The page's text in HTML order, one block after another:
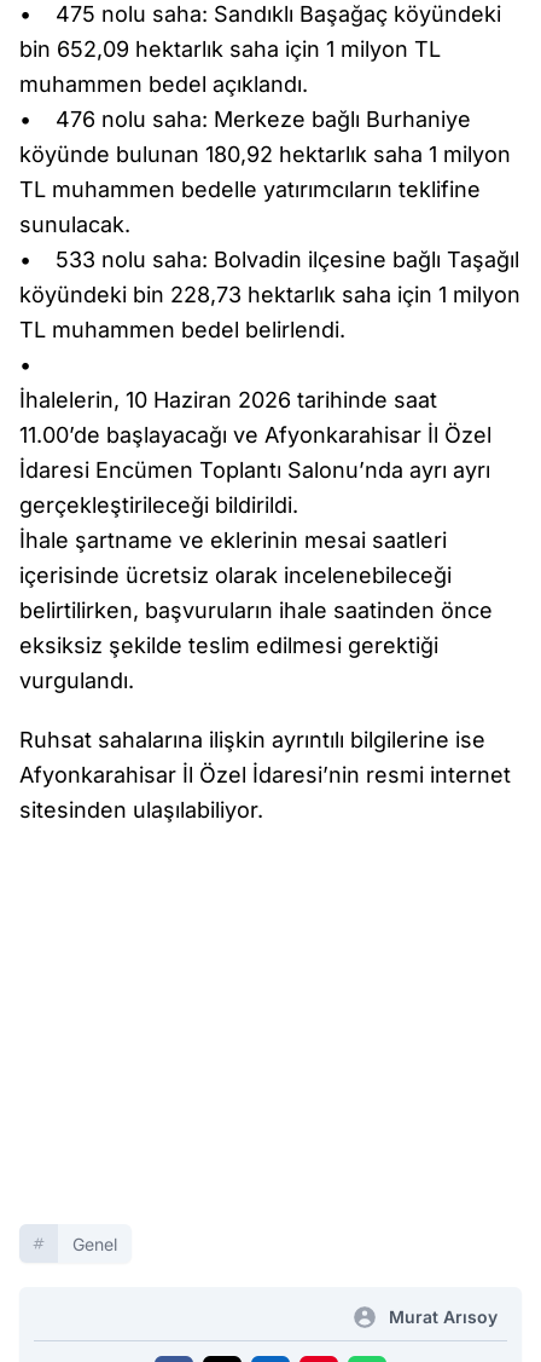
• 475 nolu saha: Sandıklı Başağaç köyündeki
bin 652,09 hektarlık saha için 1 milyon TL
muhammen bedel açıklandı.
• 476 nolu saha: Merkeze bağlı Burhaniye
köyünde bulunan 180,92 hektarlık saha 1 milyon
TL muhammen bedelle yatırımcıların teklifine
sunulacak.
• 533 nolu saha: Bolvadin ilçesine bağlı Taşağıl
köyündeki bin 228,73 hektarlık saha için 1 milyon
TL muhammen bedel belirlendi.
•
İhalelerin, 10 Haziran 2026 tarihinde saat
11.00’de başlayacağı ve Afyonkarahisar İl Özel
İdaresi Encümen Toplantı Salonu’nda ayrı ayrı
gerçekleştirileceği bildirildi.
İhale şartname ve eklerinin mesai saatleri
içerisinde ücretsiz olarak incelenebileceği
belirtilirken, başvuruların ihale saatinden önce
eksiksiz şekilde teslim edilmesi gerektiği
vurgulandı.
Ruhsat sahalarına ilişkin ayrıntılı bilgilerine ise
Afyonkarahisar İl Özel İdaresi’nin resmi internet
sitesinden ulaşılabiliyor.
Genel
Murat Arısoy